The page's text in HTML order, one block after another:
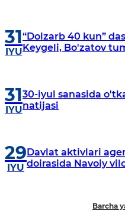
31
IYU
“Dolzarb 40 kun”
Keygeli, Bo'zatov
31
IYU
30-iyul sanasida
natijasi
29
IYU
Davlat aktivlari
doirasida Navoiy
Barcha